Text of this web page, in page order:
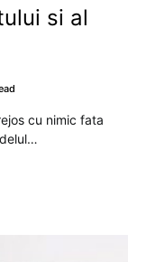
si al
cu nimic fata